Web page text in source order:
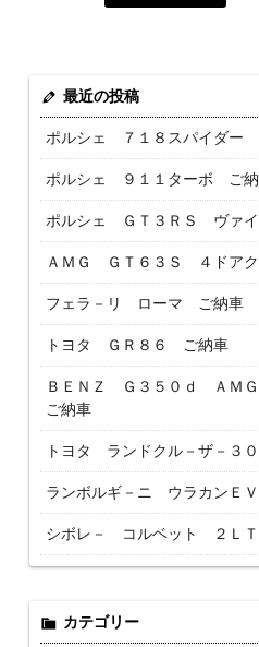
最近の投稿
ポルシェ ７１８スパイダー
ポルシェ ９１１ターボ ご
ポルシェ ＧＴ３ＲＳ ヴァ
ＡＭＧ ＧＴ６３Ｓ ４ドア
フェラ－リ ローマ ご納車
トヨタ ＧＲ８６ ご納車
ＢＥＮＺ Ｇ３５０ｄ ＡＭ
ご納車
トヨタ ランドクル－ザ－３
ランボルギ－ニ ウラカンＥ
シボレ－ コルベット ２Ｌ
カテゴリー